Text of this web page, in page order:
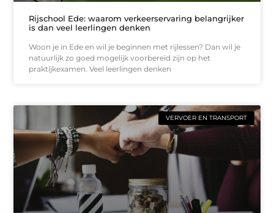
Rijschool Ede: waarom verkeerservaring belangrijker
is dan veel leerlingen denken
Woon je in Ede en wil je beginnen met rijlessen? Dan wil je
natuurlijk zo goed mogelijk voorbereid zijn op het
praktijkexamen. Veel leerlingen denken
VERVOER EN TRANSPORT